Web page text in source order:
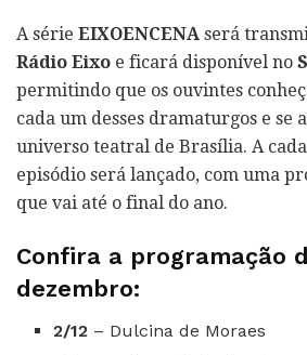
A série EIXOENCENA será
Rádio Eixo e ficará disponível no
permitindo que os ouvintes
cada um desses dramaturgos e se
universo teatral de Brasília. A
episódio será lançado, com uma
que vai até o final do ano.
Confira a programação
dezembro:
2/12 – Dulcina de Moraes